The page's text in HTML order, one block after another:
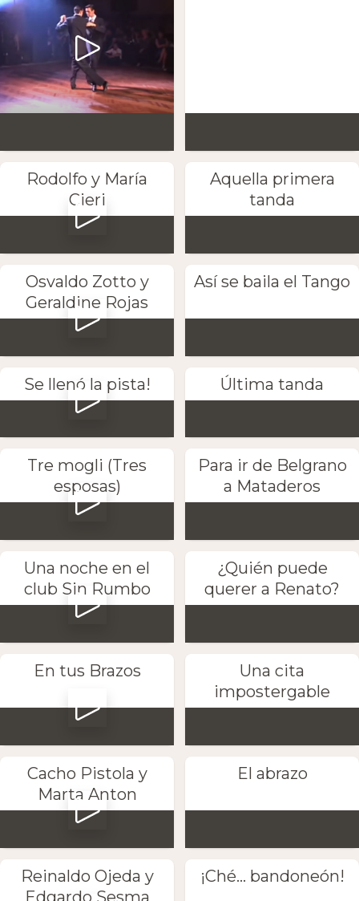
Rodolfo y María
Cieri
Aquella primera
tanda
Osvaldo Zotto y
Geraldine Rojas
Así se baila el Tango
Se llenó la pista! Última tanda
Tre mogli (Tres
esposas)
Para ir de Belgrano
a Mataderos
Una noche en el
club Sin Rumbo
¿Quién puede
querer a Renato?
En tus Brazos
Una cita
impostergable
Cacho Pistola y
Marta Anton
El abrazo
Reinaldo Ojeda y
Edgardo Sesma
¡Ché... bandoneón!